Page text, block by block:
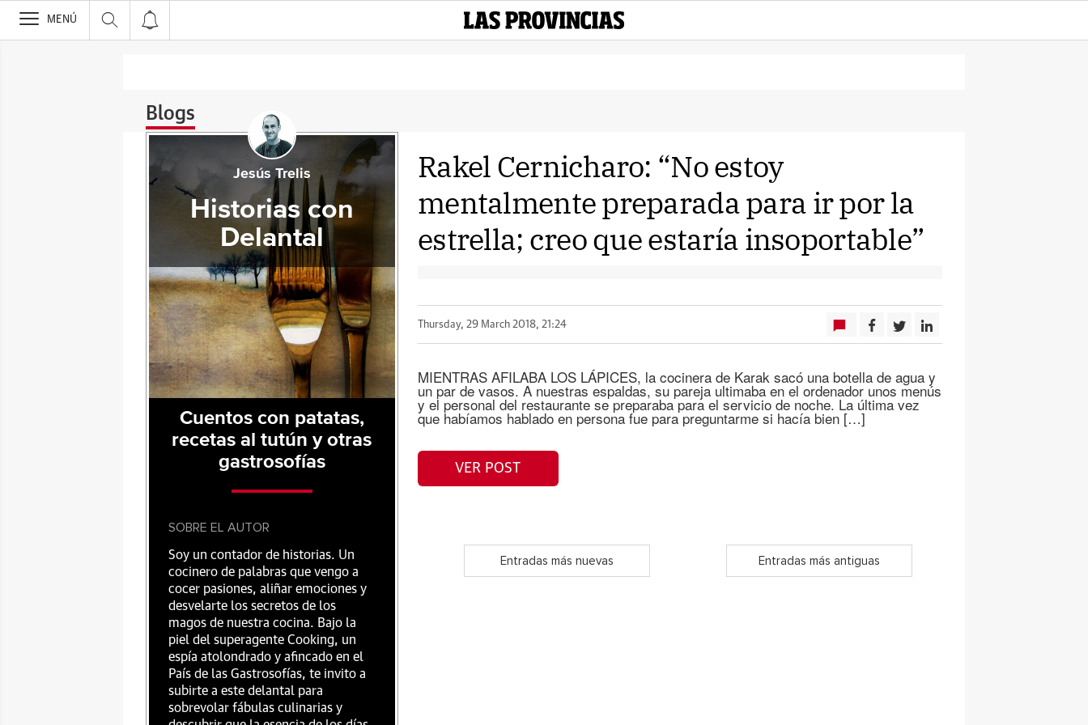
>
MENÚ
Blogs
Rakel Cernicharo: “No estoy
mentalmente preparada para ir por la
estrella; creo que estaría insoportable”
Thursday, 29 March 2018, 21:24
MIENTRAS AFILABA LOS LÁPICES, la cocinera de Karak sacó una botella de agua y
un par de vasos. A nuestras espaldas, su pareja ultimaba en el ordenador unos menús
y el personal del restaurante se preparaba para el servicio de noche. La última vez
que habíamos hablado en persona fue para preguntarme si hacía bien […]
VER POST
Entradas más nuevas Entradas más antiguas
Jesús Trelis
Historias con
Delantal
Cuentos con patatas,
recetas al tutún y otras
gastrosofías
SOBRE EL AUTOR
Soy un contador de historias. Un
cocinero de palabras que vengo a
cocer pasiones, aliñar emociones y
desvelarte los secretos de los
magos de nuestra cocina. Bajo la
piel del superagente Cooking, un
espía atolondrado y afincado en el
País de las Gastrosofías, te invito a
subirte a este delantal para
sobrevolar fábulas culinarias y